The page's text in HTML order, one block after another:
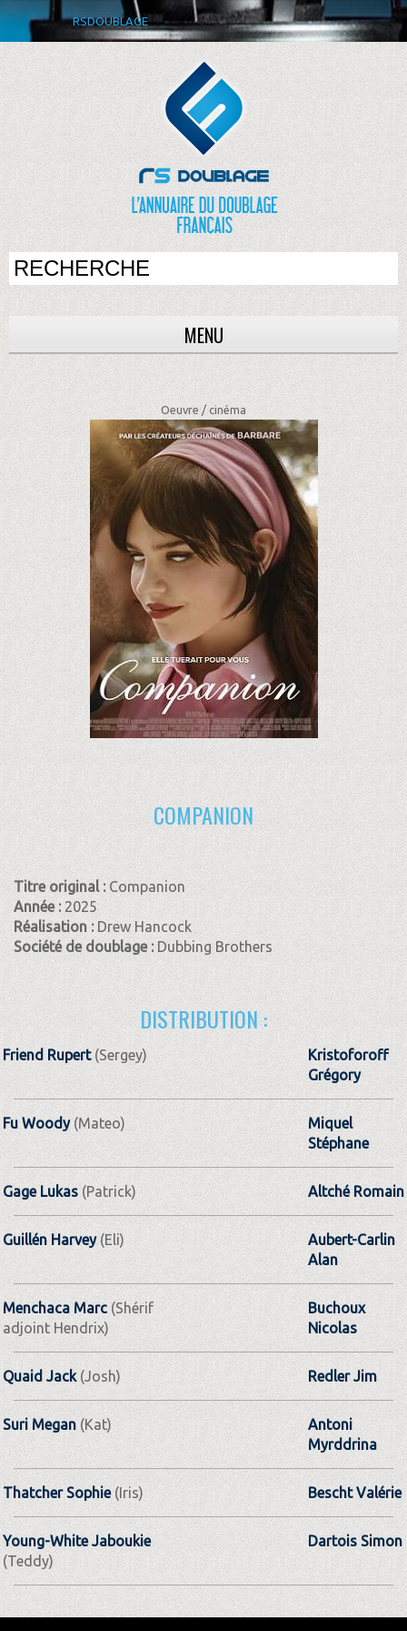
RSDOUBLAGE
MENU
Oeuvre /cinéma
COMPANION
Titre original : Companion
Année : 2025
Réalisation :Drew Hancock
Société de doublage :Dubbing Brothers
DISTRIBUTION :
Friend Rupert(Sergey)
Kristoforoff
Grégory
Fu Woody(Mateo)
Miquel
Stéphane
Gage Lukas(Patrick) Altché Romain
Guillén Harvey(Eli)
Aubert-Carlin
Alan
Menchaca Marc(Shérif
adjoint Hendrix)
Buchoux
Nicolas
Quaid Jack(Josh) Redler Jim
Suri Megan (Kat)
Antoni
Myrddrina
Thatcher Sophie(Iris) Bescht Valérie
Young-White Jaboukie
(Teddy)
Dartois Simon